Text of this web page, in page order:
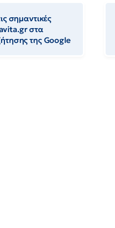
σημαντικές
στα
της Google